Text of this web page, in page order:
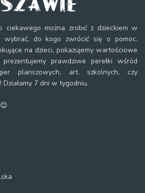
ciekawego można zrobić z dzieckiem w
wybrać, do kogo zwrócić się o pomoc.
na dzieci, pokazujemy wartościowe
prawdziwe perełki wśród
planszowych, art. szkolnych, czy
7 dni w tygodniu.